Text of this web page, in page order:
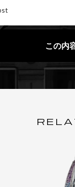
この内
R E L A